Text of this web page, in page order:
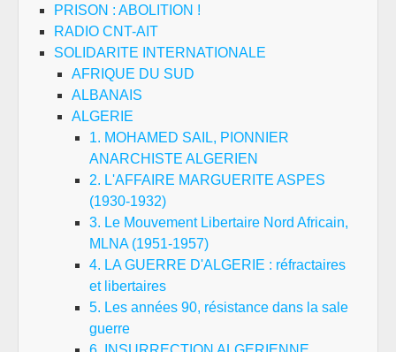
PRISON : ABOLITION !
RADIO CNT-AIT
SOLIDARITE INTERNATIONALE
AFRIQUE DU SUD
ALBANAIS
ALGERIE
1. MOHAMED SAIL, PIONNIER
ANARCHISTE ALGERIEN
2. L'AFFAIRE MARGUERITE ASPES
(1930-1932)
3. Le Mouvement Libertaire Nord Africain,
MLNA (1951-1957)
4. LA GUERRE D'ALGERIE : réfractaires
et libertaires
5. Les années 90, résistance dans la sale
guerre